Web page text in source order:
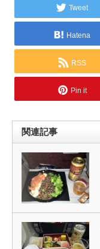
Tweet
Hatena
RSS
Pin it
関連記事